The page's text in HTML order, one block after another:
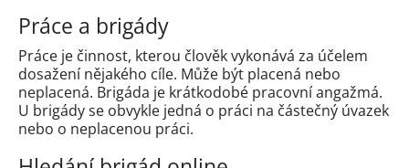
Práce a brigády
Práce je činnost, kterou člověk vykonává za účelem
dosažení nějakého cíle. Může být placená nebo
neplacená. Brigáda je krátkodobé pracovní angažmá.
U brigády se obvykle jedná o práci na částečný úvazek
nebo o neplacenou práci.